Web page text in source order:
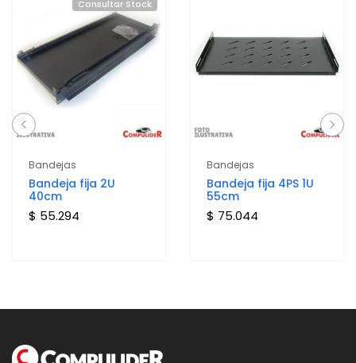
Consultar Stock
Bandejas
Bandeja fija 2U
40cm
$ 55.294
Bandejas
Bandeja fija 4PS 1U
55cm
$ 75.044